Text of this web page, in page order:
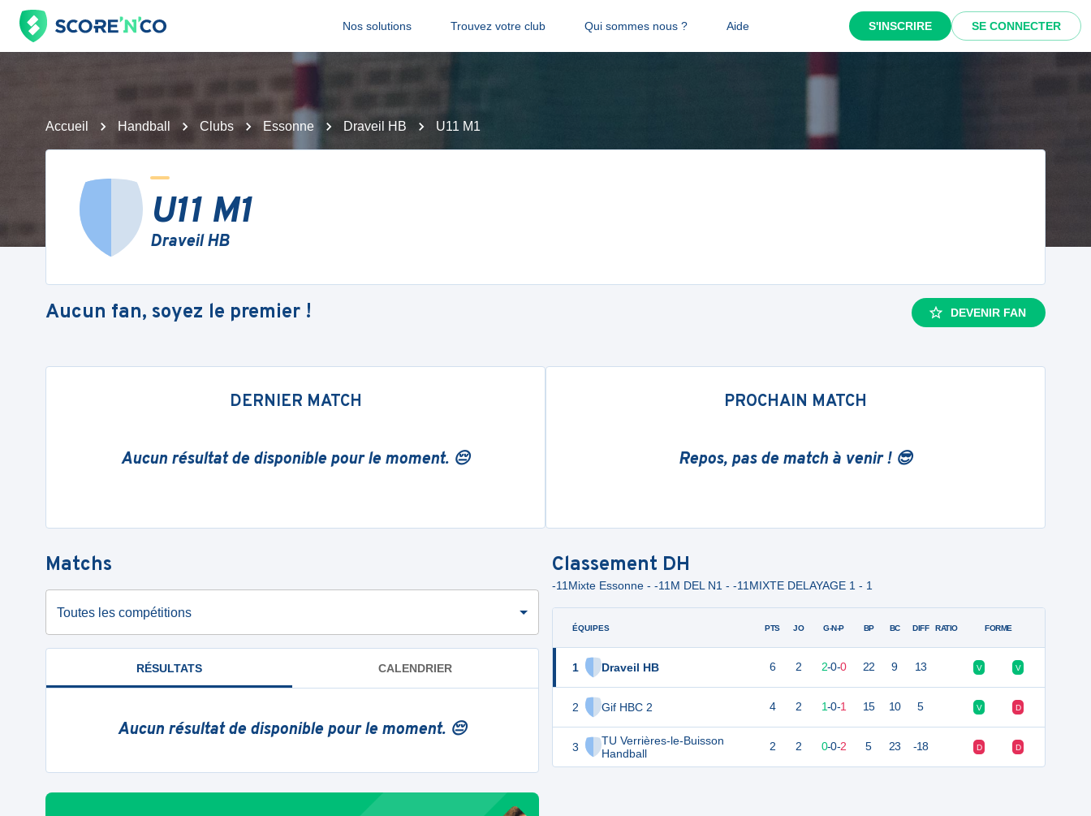
Nos solutions Trouvez votre club Qui sommes nous ? Aide S'INSCRIRE SE CONNECTER
Accueil Handball Clubs Essonne Draveil HB U11 M1
U11 M1
Draveil HB
Aucun fan, soyez le premier ! DEVENIR FAN
DERNIER MATCH
Aucun résultat de disponible pour le moment. 😔
PROCHAIN MATCH
Repos, pas de match à venir ! 😎
Matchs
Toutes les compétitions
RÉSULTATS CALENDRIER
Aucun résultat de disponible pour le moment. 😔
Classement DH
-11Mixte Essonne - -11M DEL N1 - -11MIXTE DELAYAGE 1 - 1
ÉQUIPES
1 Draveil HB
2 Gif HBC 2
3
TU Verrières-le-Buisson
Handball
PTS JO G-N-P BP BC DIFF RATIO FORME
6 2 2-0-0 22 9 13 V V
4 2 1-0-1 15 10 5 V D
2 2 0-0-2 5 23 -18 D D